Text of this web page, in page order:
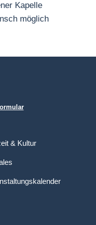
Kapelle
möglich
& Kultur